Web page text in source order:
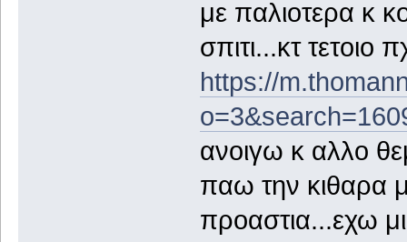
με παλιοτερα κ
σπιτι...κτ τετοιο
https://
ανοιγω κ αλλο
παω την κιθαρα
προαστια...εχω